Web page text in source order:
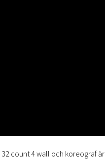
32 count 4 wall och koreograf är